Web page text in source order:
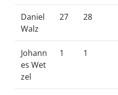
Daniel
Walz
27 28
Johann
es Wet
zel
1 1